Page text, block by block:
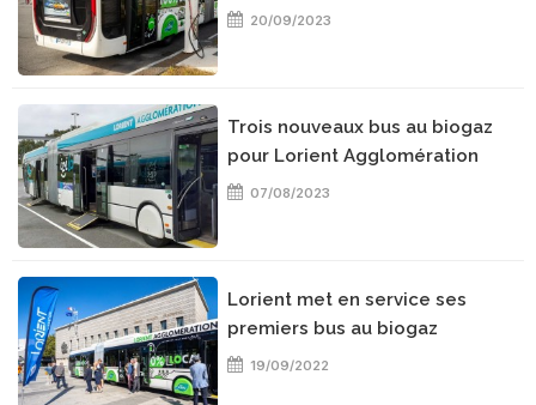
20/09/2023
Trois nouveaux bus au biogaz
pour Lorient Agglomération
07/08/2023
Lorient met en service ses
premiers bus au biogaz
19/09/2022